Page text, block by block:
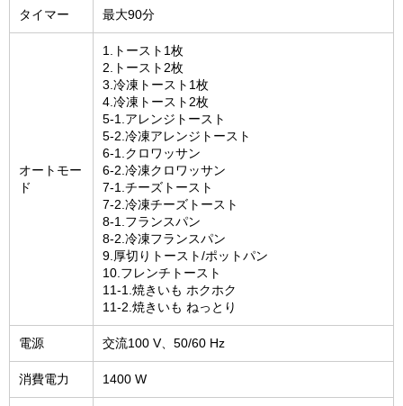
タイマー 最大90分
オートモー
ド
1.トースト1枚
2.トースト2枚
3.冷凍トースト1枚
4.冷凍トースト2枚
5-1.アレンジトースト
5-2.冷凍アレンジトースト
6-1.クロワッサン
6-2.冷凍クロワッサン
7-1.チーズトースト
7-2.冷凍チーズトースト
8-1.フランスパン
8-2.冷凍フランスパン
9.厚切りトースト/ポットパン
10.フレンチトースト
11-1.焼きいも ホクホク
11-2.焼きいも ねっとり
電源 交流100 V、50/60 Hz
消費電力 1400 W